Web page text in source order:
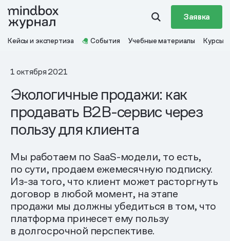
Заявка
Кейсы и экспертиза События Учебные материалы Курсы
1 октября 2021
Экологичные продажи: как
продавать B2B-сервис через
пользу для клиента
Мы работаем по SaaS-модели, то есть,
по сути, продаем ежемесячную подписку.
Из-за того, что клиент может расторгнуть
договор в любой момент, на этапе
продажи мы должны убедиться в том, что
платформа принесет ему пользу
в долгосрочной перспективе.